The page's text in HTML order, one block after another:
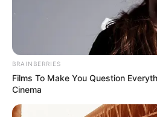
de terminar contrato?
BRAINBERRIES
Films To Make You Question
Cinema